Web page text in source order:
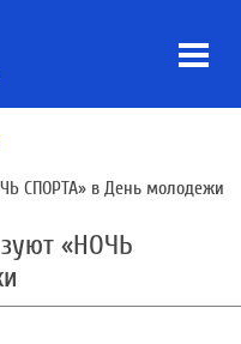
СПОРТА» в День молодежи
«НОЧЬ